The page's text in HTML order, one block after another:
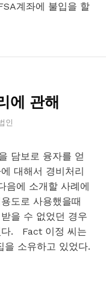
계좌에 불입을 할
에 관해
인
담보로 융자를 얻
대해서 경비처리
음에 소개할 사례에
도로 사용했을때
을 수 없었던 경우
다. Fact 이정 씨는
을 소유하고 있었다.